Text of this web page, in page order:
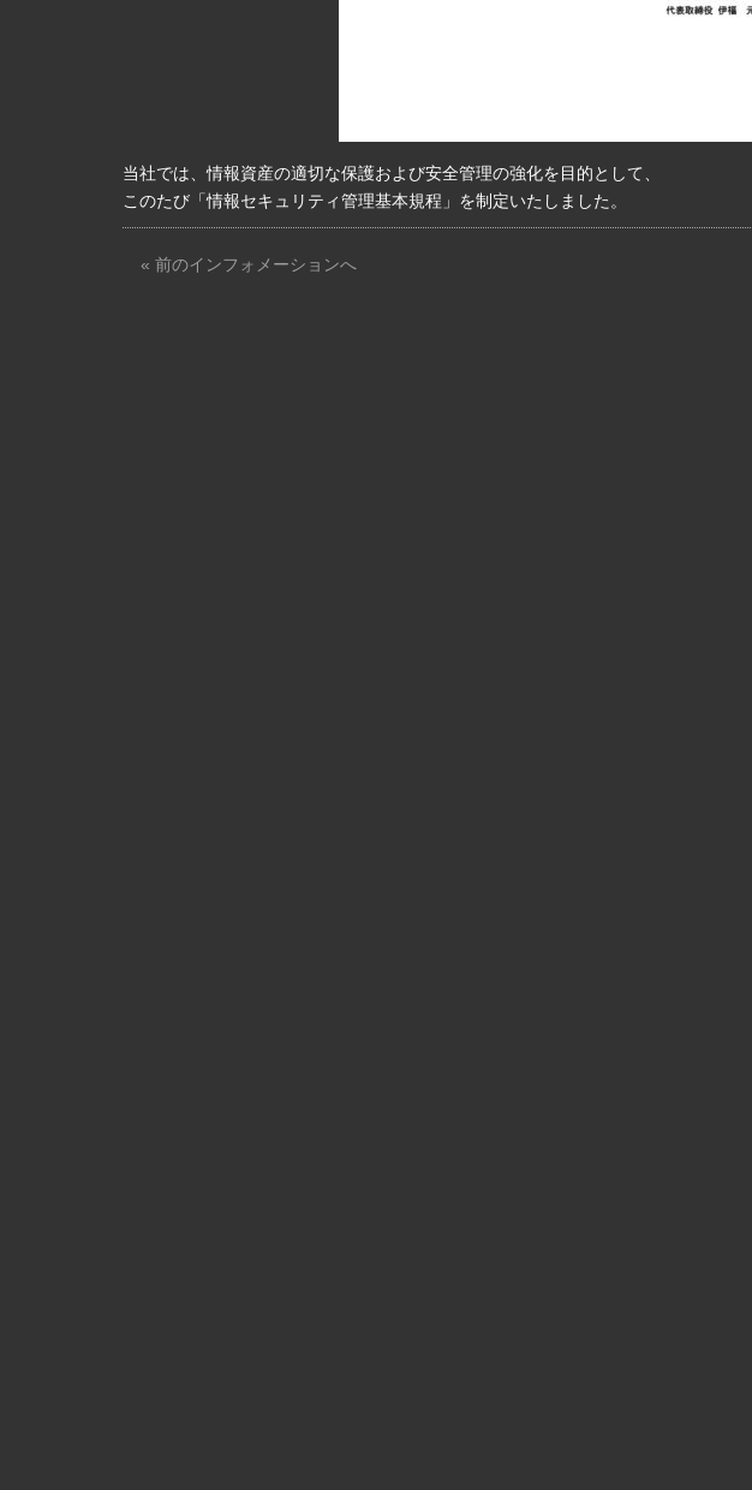
当社では、情報資産の適切な保護および安全管理の強化を目的として、
このたび「情報セキュリティ管理基本規程」を制定いたしました。
« 前のインフォメーションへ